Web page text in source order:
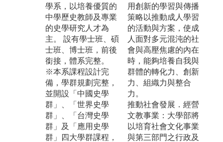
學系，以培養優質的
中學歷史教師及專業
的史學研究人才為
主。 設有學士班、碩
士班、博士班，前後
銜接，體系完整。
※本系課程設計完
備，學群規劃完整，
並開設「中國史學
群」、「世界史學
群」、「台灣史學
群」及「應用史學
群」四大學群課程，
用創新的學習與傳播
策略以推動成人學習
的活動與方案，使成
人面對多元混沌的社
會與高壓焦慮的內在
時，能夠培養自我與
群體的轉化力、創新
力、組織力與整合
力。
推動社會發展．經營
文教事業：大學部將
以培育社會文化事業
與第三部門之行政及